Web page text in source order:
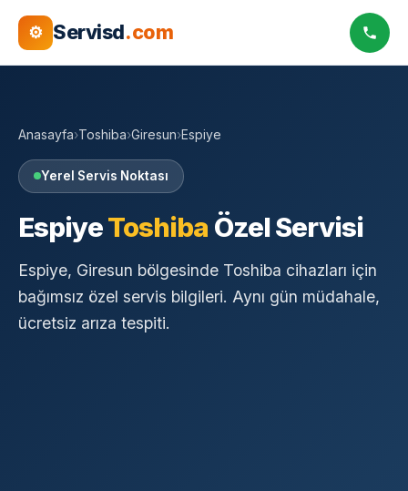
⚙ Servisd.com
Anasayfa›Toshiba›Giresun›Espiye
Yerel Servis Noktası
EspiyeToshiba Özel Servisi
Espiye, Giresun bölgesinde Toshiba cihazları için
bağımsız özel servis bilgileri. Aynı gün müdahale,
ücretsiz arıza tespiti.